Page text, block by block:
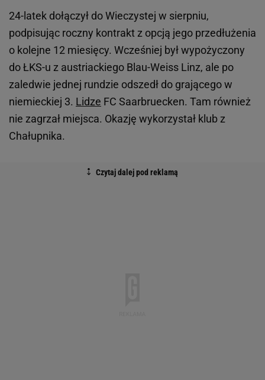
24-latek dołączył do Wieczystej w sierpniu,
podpisując roczny kontrakt z opcją jego przedłużenia
o kolejne 12 miesięcy. Wcześniej był wypożyczony
do ŁKS-u z austriackiego Blau-Weiss Linz, ale po
zaledwie jednej rundzie odszedł do grającego w
niemieckiej 3. Lidze FC Saarbruecken. Tam również
nie zagrzał miejsca. Okazję wykorzystał klub z
Chałupnika.